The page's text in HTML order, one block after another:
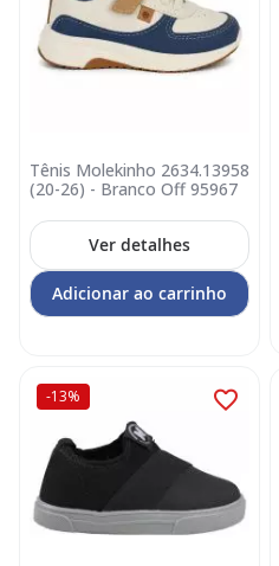
Tênis Molekinho 2634.13958
(20-26) - Branco Off 95967
Ver detalhes
Adicionar ao carrinho
-13%